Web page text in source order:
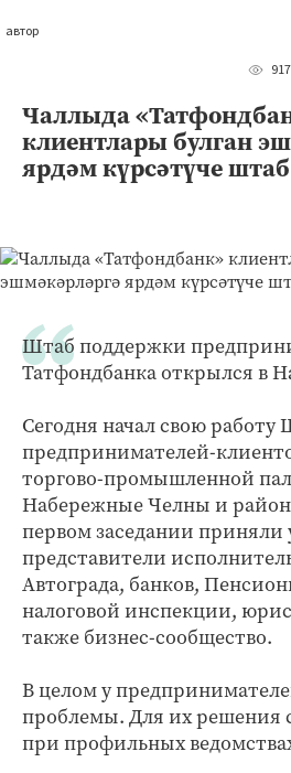
автор
917
Чаллыда
клиентлары булган
ярдәм күрсәтүче
Штаб поддержки
Татфондбанка открылся в
Сегодня начал свою
предпринимателей-
торгово-промышленной
Набережные Челны и
первом заседании приняли
представители
Автограда, банков,
налоговой инспекции,
также бизнес-сообщество.
В целом у
проблемы. Для их решения
при профильных